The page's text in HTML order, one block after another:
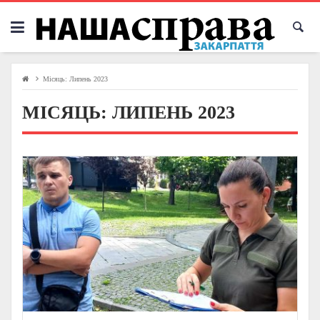
Skip
content
Місяць: Липень 2023
МІСЯЦЬ: ЛИПЕНЬ 2023